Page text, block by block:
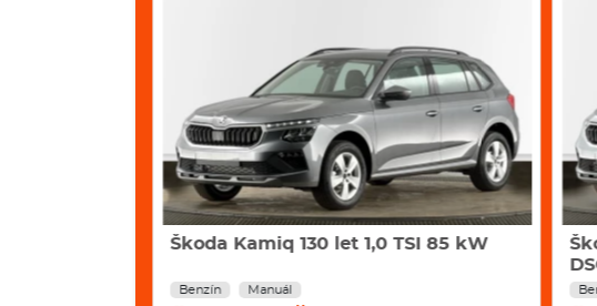
Škoda Kamiq 130 let 1,0 TSI 85 kW
Benzín Manuál